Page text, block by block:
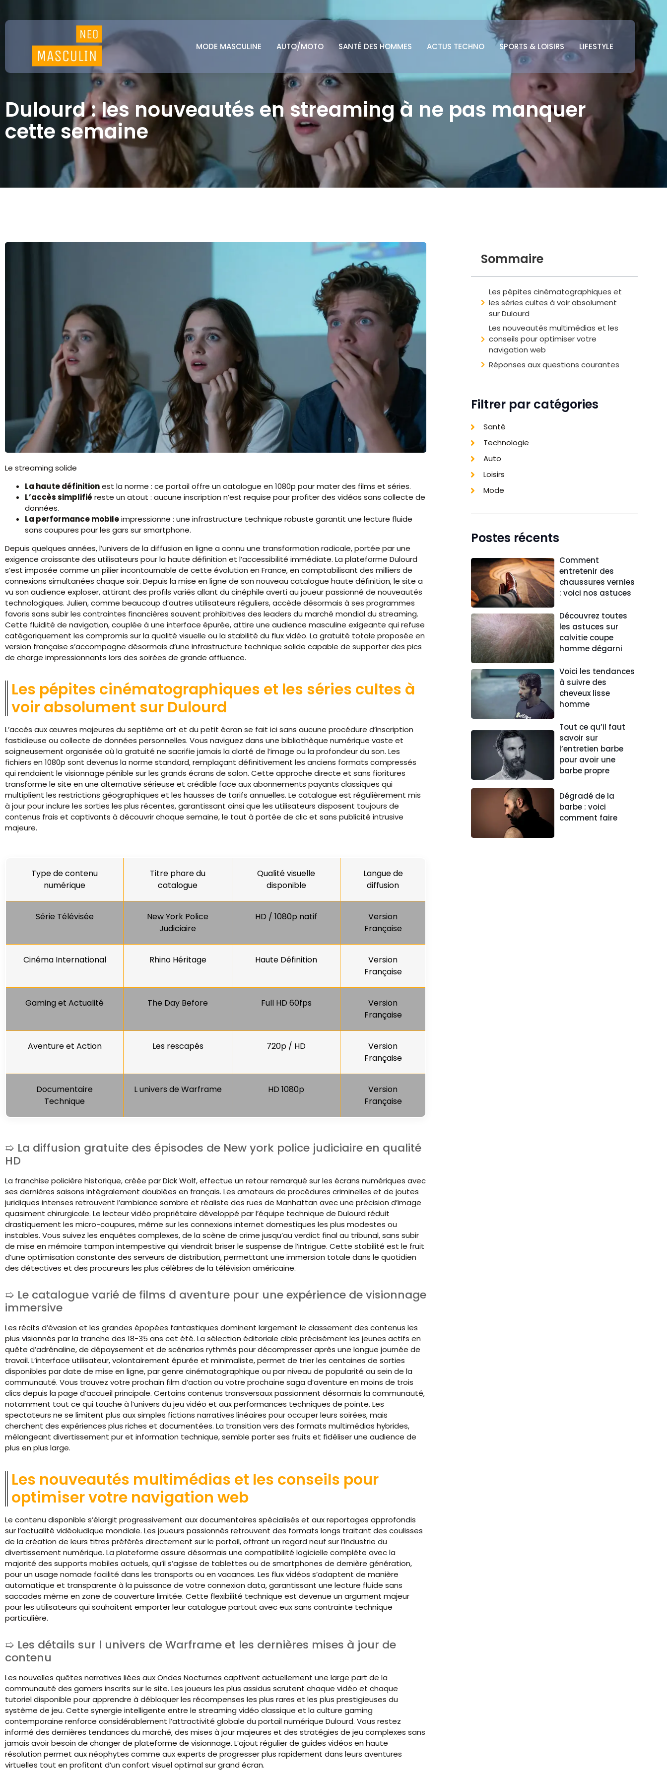
MODE MASCULINE AUTO/MOTO SANTÉ DES HOMMES ACTUS TECHNO SPORTS & LOISIRS LIFESTYLE
Dulourd : les nouveautés en streaming à ne pas manquer
cette semaine
Le streaming solide
La haute définitionest la norme : ce portail offre un catalogue en 1080p pour mater des films et séries.
L’accès simplifié reste un atout : aucune inscription n’est requise pour profiter des vidéos sans collecte de
données.
La performance mobileimpressionne : une infrastructure technique robuste garantit une lecture fluide
sans coupures pour les gars sur smartphone.
Depuis quelques années, l’univers de la diffusion en ligne a connu une transformation radicale, portée par une
exigence croissante des utilisateurs pour la haute définition et l’accessibilité immédiate. La plateforme Dulourd
s’est imposée comme un pilier incontournable de cette évolution en France, en comptabilisant des milliers de
connexions simultanées chaque soir. Depuis la mise en ligne de son nouveau catalogue haute définition, le site a
vu son audience exploser, attirant des profils variés allant du cinéphile averti au joueur passionné de nouveautés
technologiques. Julien, comme beaucoup d’autres utilisateurs réguliers, accède désormais à ses programmes
favoris sans subir les contraintes financières souvent prohibitives des leaders du marché mondial du streaming.
Cette fluidité de navigation, couplée à une interface épurée, attire une audience masculine exigeante qui refuse
catégoriquement les compromis sur la qualité visuelle ou la stabilité du flux vidéo. La gratuité totale proposée en
version française s’accompagne désormais d’une infrastructure technique solide capable de supporter des pics
de charge impressionnants lors des soirées de grande affluence.
Les pépites cinématographiques et les séries cultes à
voir absolument sur Dulourd
L’accès aux œuvres majeures du septième art et du petit écran se fait ici sans aucune procédure d’inscription
fastidieuse ou collecte de données personnelles. Vous naviguez dans une bibliothèque numérique vaste et
soigneusement organisée où la gratuité ne sacrifie jamais la clarté de l’image ou la profondeur du son. Les
fichiers en 1080p sont devenus la norme standard, remplaçant définitivement les anciens formats compressés
qui rendaient le visionnage pénible sur les grands écrans de salon. Cette approche directe et sans fioritures
transforme le site en une alternative sérieuse et crédible face aux abonnements payants classiques qui
multiplient les restrictions géographiques et les hausses de tarifs annuelles. Le catalogue est régulièrement mis
à jour pour inclure les sorties les plus récentes, garantissant ainsi que les utilisateurs disposent toujours de
contenus frais et captivants à découvrir chaque semaine, le tout à portée de clic et sans publicité intrusive
majeure.
Type de contenu
numérique
Titre phare du
catalogue
Qualité visuelle
disponible
Langue de
diffusion
Série Télévisée
New York Police
Judiciaire
HD / 1080p natif
Version
Française
Cinéma International Rhino Héritage Haute Définition
Version
Française
Gaming et Actualité The Day Before Full HD 60fps
Version
Française
Aventure et Action Les rescapés 720p / HD
Version
Française
Documentaire
Technique
L univers de Warframe HD 1080p
Version
Française
La diffusion gratuite des épisodes de New york police judiciaire en qualité
HD
La franchise policière historique, créée par Dick Wolf, effectue un retour remarqué sur les écrans numériques avec
ses dernières saisons intégralement doublées en français. Les amateurs de procédures criminelles et de joutes
juridiques intenses retrouvent l’ambiance sombre et réaliste des rues de Manhattan avec une précision d’image
quasiment chirurgicale. Le lecteur vidéo propriétaire développé par l’équipe technique de Dulourd réduit
drastiquement les micro-coupures, même sur les connexions internet domestiques les plus modestes ou
instables. Vous suivez les enquêtes complexes, de la scène de crime jusqu’au verdict final au tribunal, sans subir
de mise en mémoire tampon intempestive qui viendrait briser le suspense de l’intrigue. Cette stabilité est le fruit
d’une optimisation constante des serveurs de distribution, permettant une immersion totale dans le quotidien
des détectives et des procureurs les plus célèbres de la télévision américaine.
Le catalogue varié de films d aventure pour une expérience de visionnage
immersive
Les récits d’évasion et les grandes épopées fantastiques dominent largement le classement des contenus les
plus visionnés par la tranche des 18-35 ans cet été. La sélection éditoriale cible précisément les jeunes actifs en
quête d’adrénaline, de dépaysement et de scénarios rythmés pour décompresser après une longue journée de
travail. L’interface utilisateur, volontairement épurée et minimaliste, permet de trier les centaines de sorties
disponibles par date de mise en ligne, par genre cinématographique ou par niveau de popularité au sein de la
communauté. Vous trouvez votre prochain film d’action ou votre prochaine saga d’aventure en moins de trois
clics depuis la page d’accueil principale. Certains contenus transversaux passionnent désormais la communauté,
notamment tout ce qui touche à l’univers du jeu vidéo et aux performances techniques de pointe. Les
spectateurs ne se limitent plus aux simples fictions narratives linéaires pour occuper leurs soirées, mais
cherchent des expériences plus riches et documentées. La transition vers des formats multimédias hybrides,
mélangeant divertissement pur et information technique, semble porter ses fruits et fidéliser une audience de
plus en plus large.
Les nouveautés multimédias et les conseils pour
optimiser votre navigation web
Le contenu disponible s’élargit progressivement aux documentaires spécialisés et aux reportages approfondis
sur l’actualité vidéoludique mondiale. Les joueurs passionnés retrouvent des formats longs traitant des coulisses
de la création de leurs titres préférés directement sur le portail, offrant un regard neuf sur l’industrie du
divertissement numérique. La plateforme assure désormais une compatibilité logicielle complète avec la
majorité des supports mobiles actuels, qu’il s’agisse de tablettes ou de smartphones de dernière génération,
pour un usage nomade facilité dans les transports ou en vacances. Les flux vidéos s’adaptent de manière
automatique et transparente à la puissance de votre connexion data, garantissant une lecture fluide sans
saccades même en zone de couverture limitée. Cette flexibilité technique est devenue un argument majeur
pour les utilisateurs qui souhaitent emporter leur catalogue partout avec eux sans contrainte technique
particulière.
Les détails sur l univers de Warframe et les dernières mises à jour de
contenu
Les nouvelles quêtes narratives liées aux Ondes Nocturnes captivent actuellement une large part de la
communauté des gamers inscrits sur le site. Les joueurs les plus assidus scrutent chaque vidéo et chaque
tutoriel disponible pour apprendre à débloquer les récompenses les plus rares et les plus prestigieuses du
système de jeu. Cette synergie intelligente entre le streaming vidéo classique et la culture gaming
contemporaine renforce considérablement l’attractivité globale du portail numérique Dulourd. Vous restez
informé des dernières tendances du marché, des mises à jour majeures et des stratégies de jeu complexes sans
jamais avoir besoin de changer de plateforme de visionnage. L’ajout régulier de guides vidéos en haute
résolution permet aux néophytes comme aux experts de progresser plus rapidement dans leurs aventures
virtuelles tout en profitant d’un confort visuel optimal sur grand écran.
Sommaire
Les pépites cinématographiques et
les séries cultes à voir absolument
sur Dulourd
Les nouveautés multimédias et les
conseils pour optimiser votre
navigation web
Réponses aux questions courantes
Filtrer par catégories
Santé
Technologie
Auto
Loisirs
Mode
Postes récents
Comment
entretenir des
chaussures vernies
: voici nos astuces
Découvrez toutes
les astuces sur
calvitie coupe
homme dégarni
Voici les tendances
à suivre des
cheveux lisse
homme
Tout ce qu’il faut
savoir sur
l’entretien barbe
pour avoir une
barbe propre
Dégradé de la
barbe : voici
comment faire